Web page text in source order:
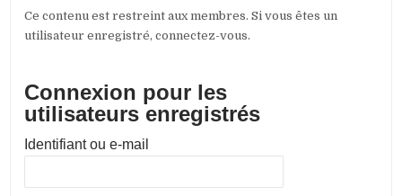
Ce contenu est restreint aux membres. Si vous êtes un
utilisateur enregistré, connectez-vous.
Connexion pour les
utilisateurs enregistrés
Identifiant ou e-mail